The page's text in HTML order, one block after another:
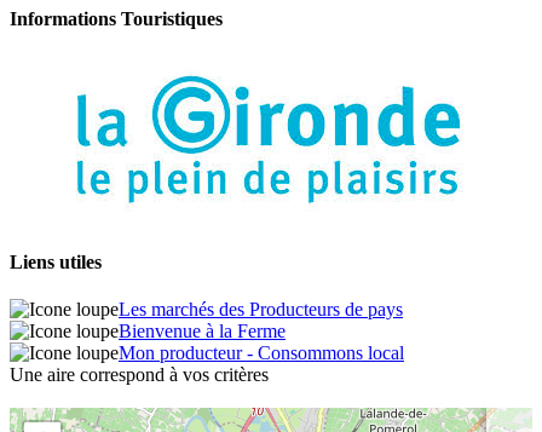
Informations Touristiques
Liens utiles
Les marchés des Producteurs de pays
Bienvenue à la Ferme
Mon producteur - Consommons local
Une aire correspond à vos critères